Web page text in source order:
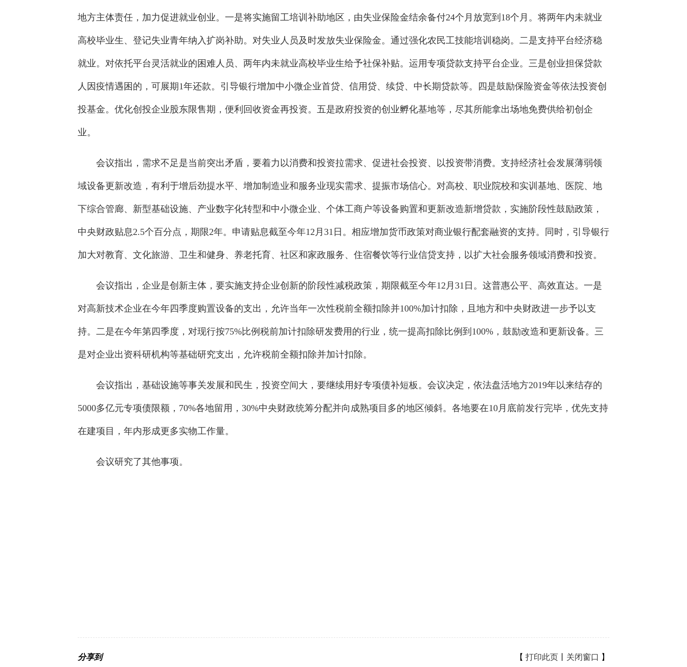
地方主体责任，加力促进就业创业。一是将实施留工培训补助地区，由失业保险金结余备付24个月放宽到18个月。将两年内未就业
高校毕业生、登记失业青年纳入扩岗补助。对失业人员及时发放失业保险金。通过强化农民工技能培训稳岗。二是支持平台经济稳
就业。对依托平台灵活就业的困难人员、两年内未就业高校毕业生给予社保补贴。运用专项贷款支持平台企业。三是创业担保贷款
人因疫情遇困的，可展期1年还款。引导银行增加中小微企业首贷、信用贷、续贷、中长期贷款等。四是鼓励保险资金等依法投资创
投基金。优化创投企业股东限售期，便利回收资金再投资。五是政府投资的创业孵化基地等，尽其所能拿出场地免费供给初创企
业。
会议指出，需求不足是当前突出矛盾，要着力以消费和投资拉需求、促进社会投资、以投资带消费。支持经济社会发展薄弱领
域设备更新改造，有利于增后劲提水平、增加制造业和服务业现实需求、提振市场信心。对高校、职业院校和实训基地、医院、地
下综合管廊、新型基础设施、产业数字化转型和中小微企业、个体工商户等设备购置和更新改造新增贷款，实施阶段性鼓励政策，
中央财政贴息2.5个百分点，期限2年。申请贴息截至今年12月31日。相应增加货币政策对商业银行配套融资的支持。同时，引导银行
加大对教育、文化旅游、卫生和健身、养老托育、社区和家政服务、住宿餐饮等行业信贷支持，以扩大社会服务领域消费和投资。
会议指出，企业是创新主体，要实施支持企业创新的阶段性减税政策，期限截至今年12月31日。这普惠公平、高效直达。一是
对高新技术企业在今年四季度购置设备的支出，允许当年一次性税前全额扣除并100%加计扣除，且地方和中央财政进一步予以支
持。二是在今年第四季度，对现行按75%比例税前加计扣除研发费用的行业，统一提高扣除比例到100%，鼓励改造和更新设备。三
是对企业出资科研机构等基础研究支出，允许税前全额扣除并加计扣除。
会议指出，基础设施等事关发展和民生，投资空间大，要继续用好专项债补短板。会议决定，依法盘活地方2019年以来结存的
5000多亿元专项债限额，70%各地留用，30%中央财政统筹分配并向成熟项目多的地区倾斜。各地要在10月底前发行完毕，优先支持
在建项目，年内形成更多实物工作量。
会议研究了其他事项。
分享到 【 打印此页 关闭窗口 】